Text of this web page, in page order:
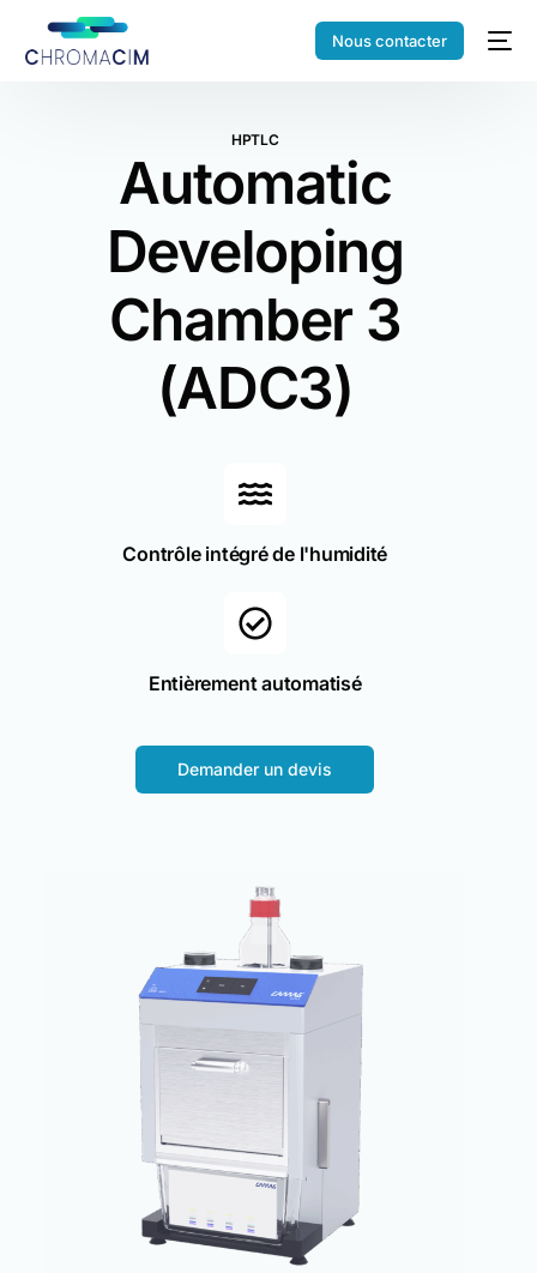
Nous contacter
HPTLC
Automatic
Developing
Chamber 3
(ADC3)
Contrôle intégré de l'humidité
Entièrement automatisé
Demander un devis